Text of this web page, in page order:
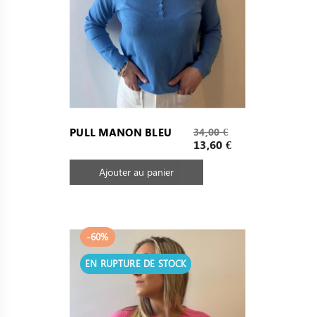
PULL MANON BLEU
Prix
de
base
34,00 €
Prix
13,60 €
Ajouter au panier
-60%
EN RUPTURE DE STOCK